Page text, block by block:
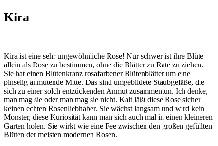
Kira
Kira ist eine sehr ungewöhnliche Rose! Nur schwer ist ihre Blüte
allein als Rose zu bestimmen, ohne die Blätter zu Rate zu ziehen.
Sie hat einen Blütenkranz rosafarbener Blütenblätter um eine
pinselig anmutende Mitte. Das sind umgebildete Staubgefäße, die
sich zu einer solch entzückenden Anmut zusammentun. Ich denke,
man mag sie oder man mag sie nicht. Kalt läßt diese Rose sicher
keinen echten Rosenliebhaber. Sie wächst langsam und wird kein
Monster, diese Kuriosität kann man sich auch mal in einen kleineren
Garten holen. Sie wirkt wie eine Fee zwischen den großen gefüllten
Blüten der meisten modernen Rosen.